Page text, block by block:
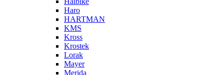
Haro
HARTMAN
KMS
Kross
Krostek
Lorak
Mayer
Merida